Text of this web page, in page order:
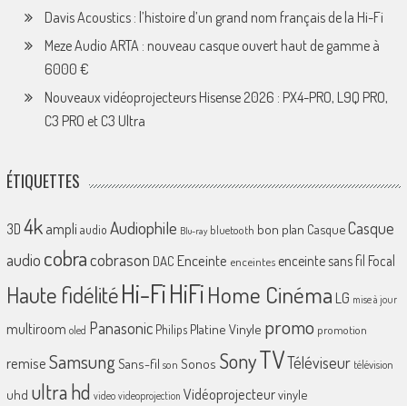
Davis Acoustics : l’histoire d’un grand nom français de la Hi-Fi
Meze Audio ARTA : nouveau casque ouvert haut de gamme à
6000 €
Nouveaux vidéoprojecteurs Hisense 2026 : PX4-PRO, L9Q PRO,
C3 PRO et C3 Ultra
ÉTIQUETTES
3D 4k ampliaudio Audiophile Blu-ray bluetooth bon plan CasqueCasque
audio cobracobrason DAC Enceinte enceintes enceinte sans fil Focal
Haute fidélitéHi-FiHiFiHome Cinéma LG mise à jour
multiroom oled Panasonic Philips Platine Vinyle promo promotion
remiseSamsungSans-fil son Sonos SonyTVTéléviseur télévision
uhd ultra hd video videoprojection Vidéoprojecteurvinyle